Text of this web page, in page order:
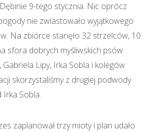
9-tego stycznia. Nic oprócz
nie zwiastowało wyjątkowego
Na zbiórce stanęło 32 strzelców, 10
sfora dobrych myśliwskich psów
Gabriela Lipy, Irka Sobla i kolegów
skorzystaliśmy z drugiej podwody
Sobla.
zaplanował trzy mioty i plan udało